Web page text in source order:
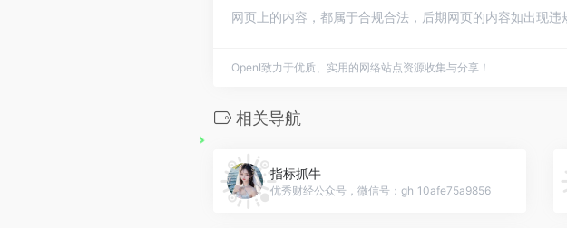
网页上的内容，都属于合规合法，后期网页的内容如出现
OpenI致力于优质、实用的网络站点资源收集与分享！
相关导航
指标抓牛
优秀财经公众号，微信号：gh_10afe75a9856